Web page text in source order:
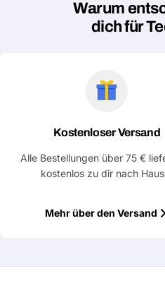
Warum
dich für
Kostenloser Versand
Alle Bestellungen über 75 €
kostenlos zu dir nach
Mehr über den Versand